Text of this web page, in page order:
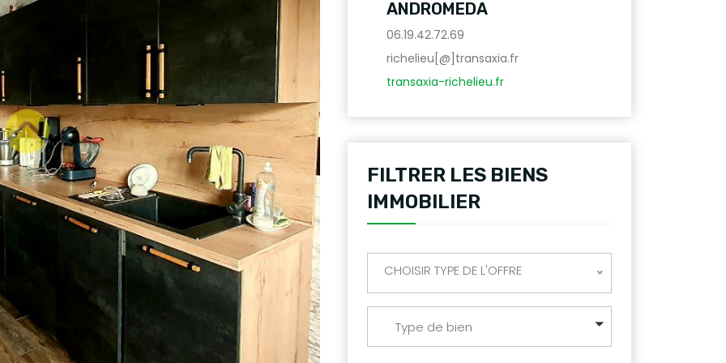
ANDROMEDA
06.19.42.72.69
richelieu[@]transaxia.fr
transaxia-richelieu.fr
FILTRER LES BIENS
IMMOBILIER
CHOISIR TYPE DE L'OFFRE
Type de bien